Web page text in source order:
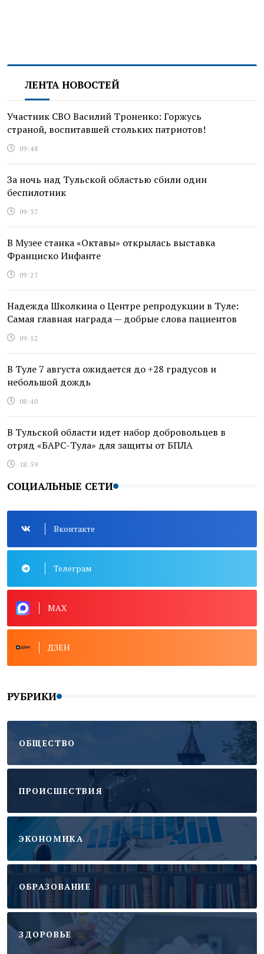
ЛЕНТА НОВОСТЕЙ
Участник СВО Василий Троненко: Горжусь
страной, воспитавшей стольких патриотов!
09:48
За ночь над Тульской областью сбили один
беспилотник
09:37
В Музее станка «Октавы» открылась выставка
Франциско Инфанте
09:27
Надежда Школкина о Центре репродукции в Туле:
Самая главная награда — добрые слова пациентов
09:12
В Туле 7 августа ожидается до +28 градусов и
небольшой дождь
08:40
В Тульской области идет набор добровольцев в
отряд «БАРС-Тула» для защиты от БПЛА
18:59
СОЦИАЛЬНЫЕ СЕТИ
Вконтакте
Телеграм
MAX
ДЗЕН
РУБРИКИ
ОБЩЕСТВО
ПРОИСШЕСТВИЯ
ЭКОНОМИКА
ОБРАЗОВАНИЕ
ЗДОРОВЬЕ